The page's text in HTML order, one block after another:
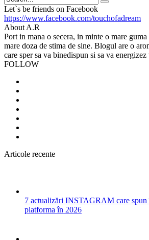
Search
Let`s be friends on Facebook
https://www.facebook.com/touchofadream
About A.R
Port in mana o secera, in minte o mare
mare doza de stima de sine. Blogul are o
care sper sa va binedispun si sa va
FOLLOW
Articole recente
7 actualizări INSTAGRAM care spun
platforma în 2026